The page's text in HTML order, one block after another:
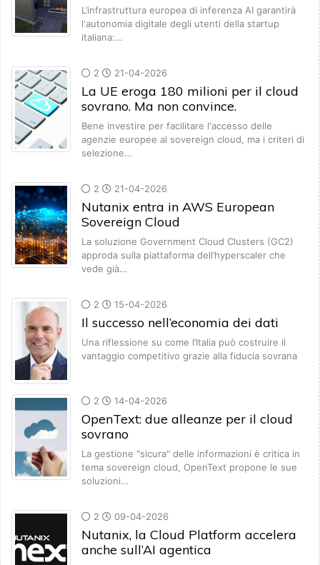
L’infrastruttura europea di inferenza AI garantirà
l'autonomia digitale degli utenti della startup
italiana:…
2 21-04-2026
La UE eroga 180 milioni per il cloud
sovrano. Ma non convince.
Bene investire per facilitare l'accesso delle
agenzie europee al sovereign cloud, ma i criteri di
selezione…
2 21-04-2026
Nutanix entra in AWS European
Sovereign Cloud
La soluzione Government Cloud Clusters (GC2)
approda sulla piattaforma dell’hyperscaler che
vede già…
2 15-04-2026
Il successo nell’economia dei dati
Una riflessione su come l’Italia può costruire il
vantaggio competitivo grazie alla fiducia sovrana
2 14-04-2026
OpenText: due alleanze per il cloud
sovrano
La gestione "sicura" delle informazioni è critica in
tema sovereign cloud, OpenText propone le sue
soluzioni…
2 09-04-2026
Nutanix, la Cloud Platform accelera
anche sull’AI agentica